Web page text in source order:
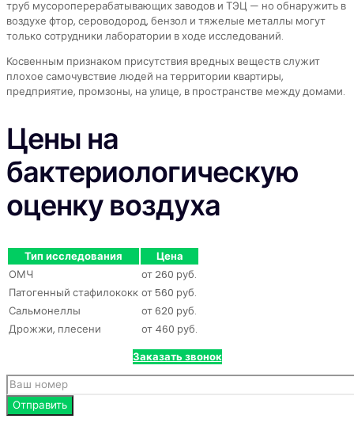
труб мусороперерабатывающих заводов и ТЭЦ — но обнаружить в
воздухе фтор, сероводород, бензол и тяжелые металлы могут
только сотрудники лаборатории в ходе исследований.
Косвенным признаком присутствия вредных веществ служит
плохое самочувствие людей на территории квартиры,
предприятие, промзоны, на улице, в пространстве между домами.
Цены на
бактериологическую
оценку воздуха
Тип исследования
Цена
ОМЧ
от 260 руб.
Патогенный стафилококк от 560 руб.
Сальмонеллы
от 620 руб.
Дрожжи, плесени
от 460 руб.
Заказать звонок